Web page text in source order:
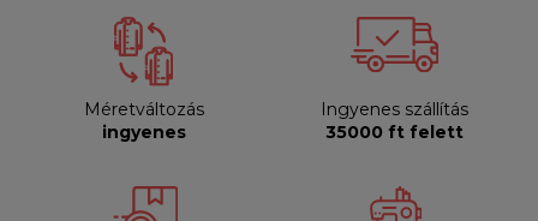
Méretváltozás
ingyenes
Ingyenes szállítás
35000 ft felett